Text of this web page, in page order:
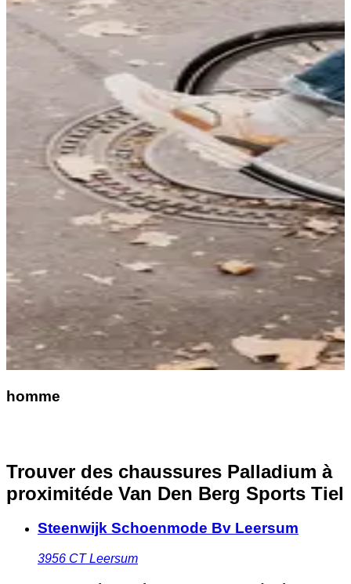
homme
Trouver des chaussures Palladium à
proximitéde Van Den Berg Sports Tiel
Steenwijk Schoenmode Bv Leersum
3956 CT Leersum